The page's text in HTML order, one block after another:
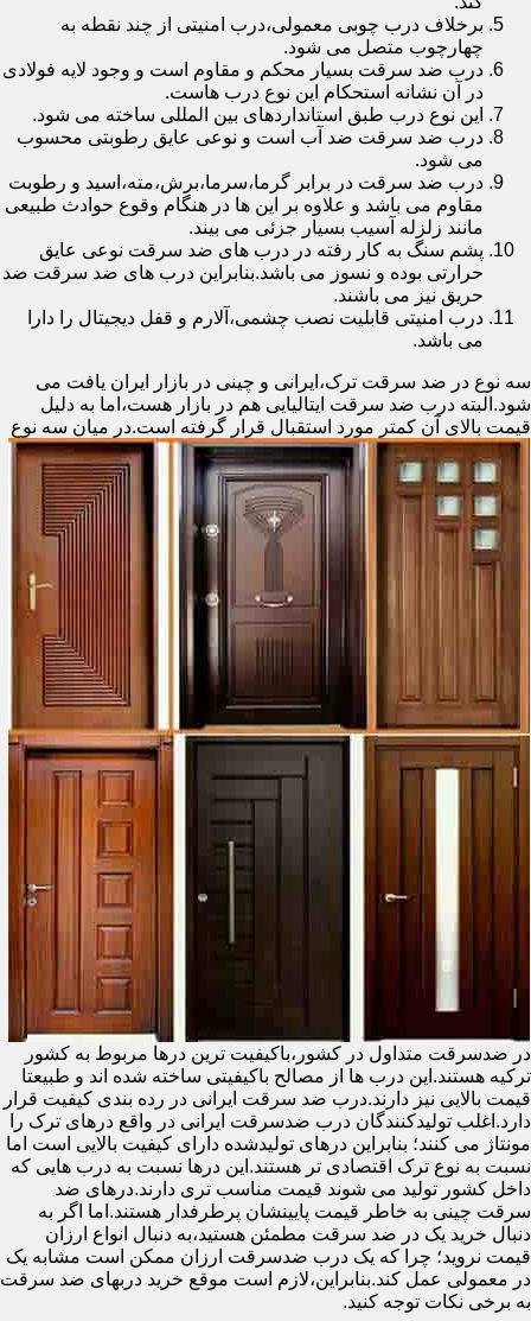
برخلاف درب چوبی معمولی،درب امنیتی از چند نقطه به
چهارچوب متصل می شود.
درب ضد سرقت بسیار محکم و مقاوم است و وجود لایه فولادی
در آن نشانه استحکام این نوع درب هاست.
این نوع درب طبق استانداردهای بین المللی ساخته می شود.
درب ضد سرقت ضد آب است و نوعی عایق رطوبتی محسوب
می شود.
درب ضد سرقت در برابر گرما،سرما،برش،مته،اسید و رطوبت
مقاوم می باشد و علاوه بر این ها در هنگام وقوع حوادث طبیعی
مانند زلزله آسیب بسیار جزئی می بیند.
پشم سنگ به کار رفته در درب های ضد سرقت نوعی عایق
حرارتی بوده و نسوز می باشد.بنابراین درب های ضد سرقت ضد
حریق نیز می باشند.
درب امنیتی قابلیت نصب چشمی،آلارم و قفل دیجیتال را دارا
می باشد.
سه نوع در ضد سرقت ترک،ایرانی و چینی در بازار ایران یافت می
شود.البته درب ضد سرقت ایتالیایی هم در بازار هست،اما به دلیل
قیمت بالای آن کمتر مورد استقبال قرار گرفته است.در میان سه نوع
در ضدسرقت متداول در کشور،باکیفیت ترین درها مربوط به کشور
ترکیه هستند.این درب ها از مصالح باکیفیتی ساخته شده اند و طبیعتا
قیمت بالایی نیز دارند.درب ضد سرقت ایرانی در رده بندی کیفیت قرار
دارد.اغلب تولیدکنندگان درب ضدسرقت ایرانی در واقع درهای ترک را
مونتاژ می کنند؛ بنابراین درهای تولیدشده دارای کیفیت بالایی است اما
نسبت به نوع ترک اقتصادی تر هستند.این درها نسبت به درب هایی که
داخل کشور تولید می شوند قیمت مناسب تری دارند.درهای ضد
سرقت چینی به خاطر قیمت پایینشان پرطرفدار هستند.اما اگر به
دنبال خرید یک در ضد سرقت مطمئن هستید،به دنبال انواع ارزان
قیمت نروید؛ چرا که یک درب ضدسرقت ارزان ممکن است مشابه یک
در معمولی عمل کند.بنابراین،لازم است موقع خرید دربهای ضد سرقت
به برخی نکات توجه کنید.